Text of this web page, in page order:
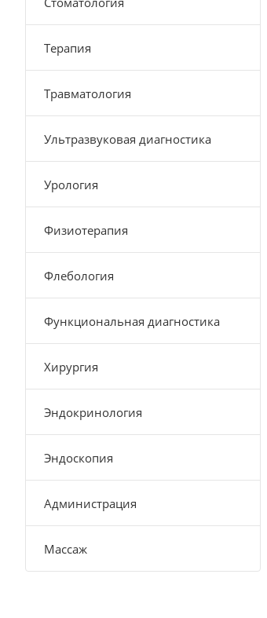
Терапия
Травматология
Ультразвуковая диагностика
Урология
Физиотерапия
Флебология
Функциональная диагностика
Хирургия
Эндокринология
Эндоскопия
Администрация
Массаж